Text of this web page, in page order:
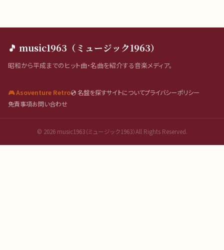
🎵 music1963（ミュージック1963）
昭和から平成までのヒット曲・名曲を紹介する音楽メディア。
🎮 Asoventure Retro💿 名盤を探すサイトについてプライバシーポリシー
免責事項お問い合わせ
© 2026music1963（ミュージック1963）All Rights Reserved.